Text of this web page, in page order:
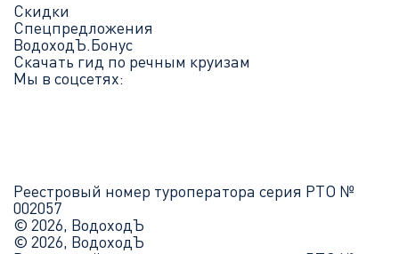
Скидки
Спецпредложения
ВодоходЪ.Бонус
Скачать гид по речным круизам
Мы в соцсетях:
Реестровый номер туроператора серия РТО №
002057
© 2026, ВодоходЪ
© 2026, ВодоходЪ